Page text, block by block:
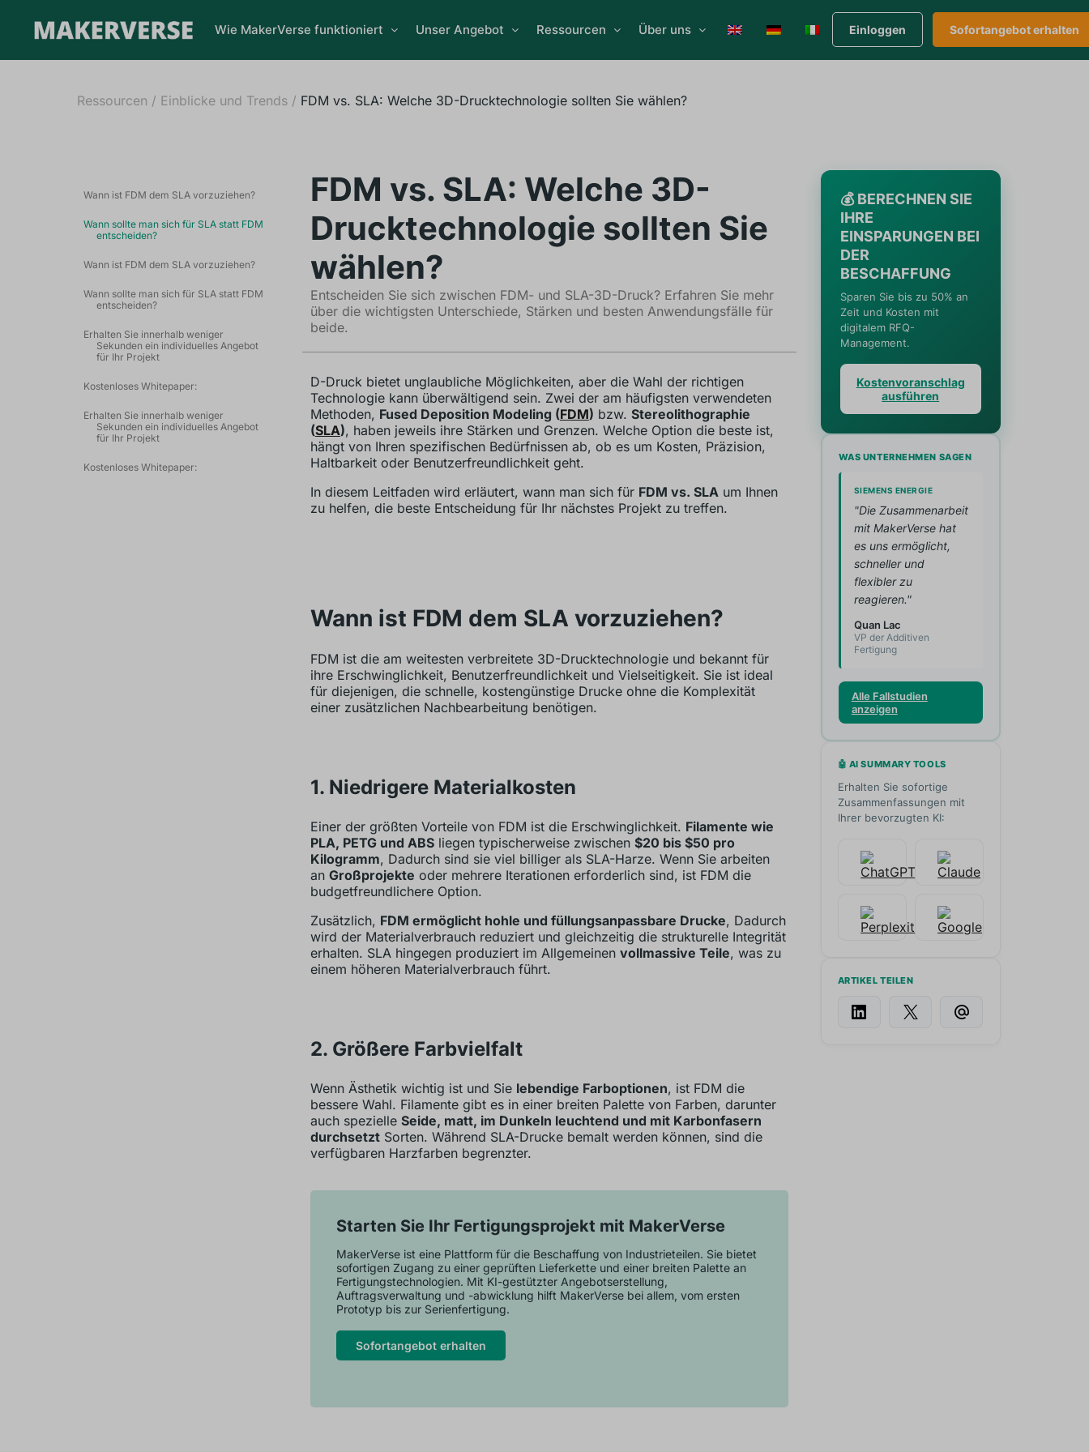
Wie MakerVerse funktioniert Unser Angebot Ressourcen Über uns Einloggen Sofortangebot erhalten
Ressourcen / Einblicke und Trends/ FDM vs. SLA: Welche 3D-Drucktechnologie sollten Sie wählen?
Wann ist FDM dem SLA vorzuziehen?
Wann sollte man sich für SLA statt FDM
entscheiden?
Wann ist FDM dem SLA vorzuziehen?
Wann sollte man sich für SLA statt FDM
entscheiden?
Erhalten Sie innerhalb weniger
Sekunden ein individuelles Angebot
für Ihr Projekt
Kostenloses Whitepaper:
Erhalten Sie innerhalb weniger
Sekunden ein individuelles Angebot
für Ihr Projekt
Kostenloses Whitepaper:
FDM vs. SLA: Welche 3D-
Drucktechnologie sollten Sie
wählen?
Entscheiden Sie sich zwischen FDM- und SLA-3D-Druck? Erfahren Sie mehr
über die wichtigsten Unterschiede, Stärken und besten Anwendungsfälle für
beide.
D-Druck bietet unglaubliche Möglichkeiten, aber die Wahl der richtigen
Technologie kann überwältigend sein. Zwei der am häufigsten verwendeten
Methoden, Fused Deposition Modeling (FDM) bzw. Stereolithographie
(SLA), haben jeweils ihre Stärken und Grenzen. Welche Option die beste ist,
hängt von Ihren spezifischen Bedürfnissen ab, ob es um Kosten, Präzision,
Haltbarkeit oder Benutzerfreundlichkeit geht.
In diesem Leitfaden wird erläutert, wann man sich für FDM vs. SLAum Ihnen
zu helfen, die beste Entscheidung für Ihr nächstes Projekt zu treffen.
Wann ist FDM dem SLA vorzuziehen?
FDM ist die am weitesten verbreitete 3D-Drucktechnologie und bekannt für
ihre Erschwinglichkeit, Benutzerfreundlichkeit und Vielseitigkeit. Sie ist ideal
für diejenigen, die schnelle, kostengünstige Drucke ohne die Komplexität
einer zusätzlichen Nachbearbeitung benötigen.
1. Niedrigere Materialkosten
Einer der größten Vorteile von FDM ist die Erschwinglichkeit. Filamente wie
PLA, PETG und ABSliegen typischerweise zwischen $20 bis $50 pro
Kilogramm, Dadurch sind sie viel billiger als SLA-Harze. Wenn Sie arbeiten
an Großprojekte oder mehrere Iterationen erforderlich sind, ist FDM die
budgetfreundlichere Option.
Zusätzlich, FDM ermöglicht hohle und füllungsanpassbare Drucke, Dadurch
wird der Materialverbrauch reduziert und gleichzeitig die strukturelle Integrität
erhalten. SLA hingegen produziert im Allgemeinen vollmassive Teile, was zu
einem höheren Materialverbrauch führt.
2. Größere Farbvielfalt
Wenn Ästhetik wichtig ist und Sie lebendige Farboptionen, ist FDM die
bessere Wahl. Filamente gibt es in einer breiten Palette von Farben, darunter
auch spezielle Seide, matt, im Dunkeln leuchtend und mit Karbonfasern
durchsetztSorten. Während SLA-Drucke bemalt werden können, sind die
verfügbaren Harzfarben begrenzter.
Starten Sie Ihr Fertigungsprojekt mit MakerVerse
MakerVerse ist eine Plattform für die Beschaffung von Industrieteilen. Sie bietet
sofortigen Zugang zu einer geprüften Lieferkette und einer breiten Palette an
Fertigungstechnologien. Mit KI-gestützter Angebotserstellung,
Auftragsverwaltung und -abwicklung hilft MakerVerse bei allem, vom ersten
Prototyp bis zur Serienfertigung.
Sofortangebot erhalten
💰 BERECHNEN SIE
IHRE
EINSPARUNGEN BEI
DER
BESCHAFFUNG
Sparen Sie bis zu 50% an
Zeit und Kosten mit
digitalem RFQ-
Management.
Kostenvoranschlag
ausführen
WAS UNTERNEHMEN SAGEN
SIEMENS ENERGIE
"Die Zusammenarbeit
mit MakerVerse hat
es uns ermöglicht,
schneller und
flexibler zu
reagieren."
Quan Lac
VP der Additiven
Fertigung
Alle Fallstudien
anzeigen
🤖 AI SUMMARY TOOLS
Erhalten Sie sofortige
Zusammenfassungen mit
Ihrer bevorzugten KI:
ARTIKEL TEILEN